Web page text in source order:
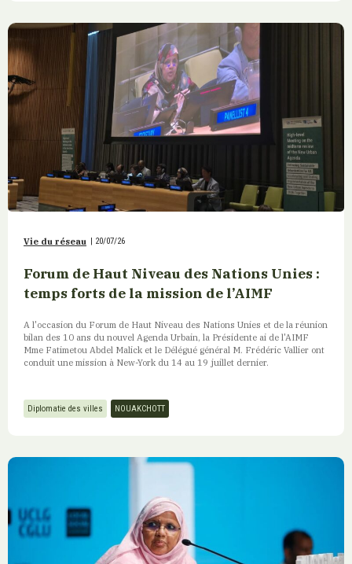
Vie du réseau 20/07/26
Forum de Haut Niveau des Nations Unies :
temps forts de la mission de l’AIMF
A l'occasion du Forum de Haut Niveau des Nations Unies et de la réunion
bilan des 10 ans du nouvel Agenda Urbain, la Présidente ai de l'AIMF
Mme Fatimetou Abdel Malick et le Délégué général M. Frédéric Vallier ont
conduit une mission à New-York du 14 au 19 juillet dernier.
Diplomatie des villes NOUAKCHOTT